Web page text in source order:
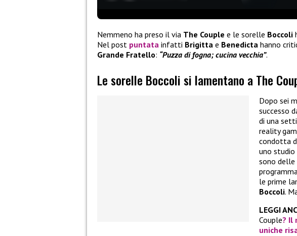
Nemmeno ha preso il via The Couple e le sorelle Boccoli
Nel post puntata infatti Brigitta e Benedicta hanno
Grande Fratello: “Puzza di fogna; cucina vecchia”.
Le sorelle Boccoli si lamentano a The
Dopo sei
successo
di una
reality
condotta
uno
sono delle
le prime
Boccoli.
LEGGI
Couple? Il
uniche